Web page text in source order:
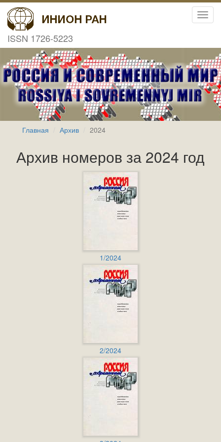
ISSN 1726-5223
Главная Архив 2024
Архив номеров за 2024 год
1/2024
2/2024